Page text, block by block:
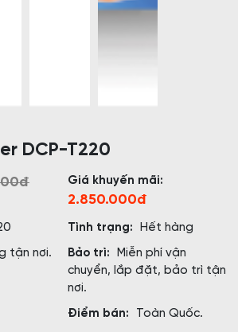
DCP-T220
Giá khuyến mãi:
2.850.000đ
Tình trạng:
Hết hàng
tận nơi. Bảo trì:
Miễn phí vận
chuyển, lắp đặt, bảo trì tận
nơi.
Điểm bán: Toàn Quốc.